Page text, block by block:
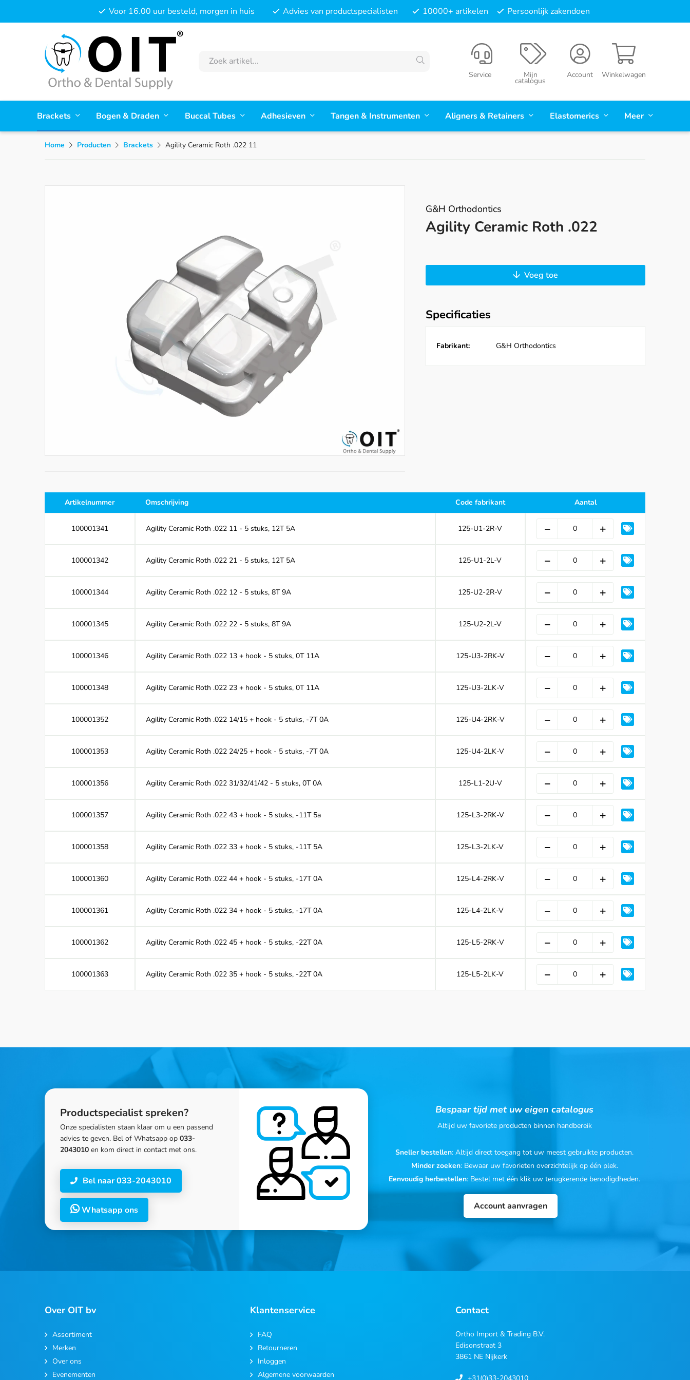
Voor 16.00 uur besteld, morgen in huis Advies van productspecialisten 10000+ artikelen Persoonlijk zakendoen
Winkelwagen
Account
Mijn
catalogus
Service
Brackets Bogen & Draden Buccal Tubes Adhesieven Tangen & Instrumenten Aligners & Retainers Elastomerics Meer
Home Producten Brackets Agility Ceramic Roth .022 11
G&H Orthodontics
Agility Ceramic Roth .022
Voeg toe
Specificaties
Fabrikant: G&H Orthodontics
Artikelnummer Omschrijving Code fabrikant Aantal
100001341 Agility Ceramic Roth .022 11 - 5 stuks, 12T 5A 125-U1-2R-V
100001342 Agility Ceramic Roth .022 21 - 5 stuks, 12T 5A 125-U1-2L-V
100001344 Agility Ceramic Roth .022 12 - 5 stuks, 8T 9A 125-U2-2R-V
100001345 Agility Ceramic Roth .022 22 - 5 stuks, 8T 9A 125-U2-2L-V
100001346 Agility Ceramic Roth .022 13 + hook - 5 stuks, 0T 11A 125-U3-2RK-V
100001348 Agility Ceramic Roth .022 23 + hook - 5 stuks, 0T 11A 125-U3-2LK-V
100001352 Agility Ceramic Roth .022 14/15 + hook - 5 stuks, -7T 0A 125-U4-2RK-V
100001353 Agility Ceramic Roth .022 24/25 + hook - 5 stuks, -7T 0A 125-U4-2LK-V
100001356 Agility Ceramic Roth .022 31/32/41/42 - 5 stuks, 0T 0A 125-L1-2U-V
100001357 Agility Ceramic Roth .022 43 + hook - 5 stuks, -11T 5a 125-L3-2RK-V
100001358 Agility Ceramic Roth .022 33 + hook - 5 stuks, -11T 5A 125-L3-2LK-V
100001360 Agility Ceramic Roth .022 44 + hook - 5 stuks, -17T 0A 125-L4-2RK-V
100001361 Agility Ceramic Roth .022 34 + hook - 5 stuks, -17T 0A 125-L4-2LK-V
100001362 Agility Ceramic Roth .022 45 + hook - 5 stuks, -22T 0A 125-L5-2RK-V
100001363 Agility Ceramic Roth .022 35 + hook - 5 stuks, -22T 0A 125-L5-2LK-V
Productspecialist spreken?
Onze specialisten staan klaar om u een passend
advies te geven. Bel of Whatsapp op 033-
2043010 en kom direct in contact met ons.
Bel naar 033-2043010
Whatsapp ons
Bespaar tijd met uw eigen catalogus
Altijd uw favoriete producten binnen handbereik
Sneller bestellen: Altijd direct toegang tot uw meest gebruikte producten.
Minder zoeken: Bewaar uw favorieten overzichtelijk op één plek.
Eenvoudig herbestellen: Bestel met één klik uw terugkerende benodigdheden.
Account aanvragen
Over OIT bv
Assortiment
Merken
Over ons
Evenementen
Klantenservice
FAQ
Retourneren
Inloggen
Algemene voorwaarden
Contact
Ortho Import & Trading B.V.
Edisonstraat 3
3861 NE Nijkerk